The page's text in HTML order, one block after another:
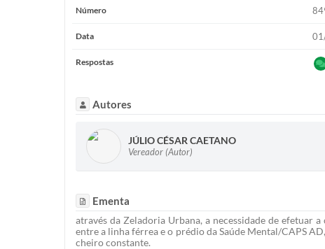
Número
Data
Respostas
Autores
JÚLIO CÉSAR CAETANO
Vereador (Autor)
Ementa
através da Zeladoria Urbana, a necessidade de efetuar
entre a linha férrea e o prédio da Saúde Mental/CAPS
cheiro constante.